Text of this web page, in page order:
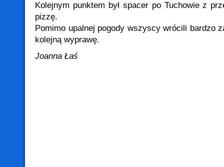
Kolejnym punktem był spacer po Tuchowie z
pizzę.
Pomimo upalnej pogody wszyscy wrócili bardzo
kolejną wyprawę.
Joanna Łaś